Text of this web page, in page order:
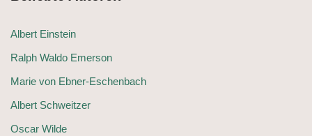
Albert Einstein
Ralph Waldo Emerson
Marie von Ebner-Eschenbach
Albert Schweitzer
Oscar Wilde